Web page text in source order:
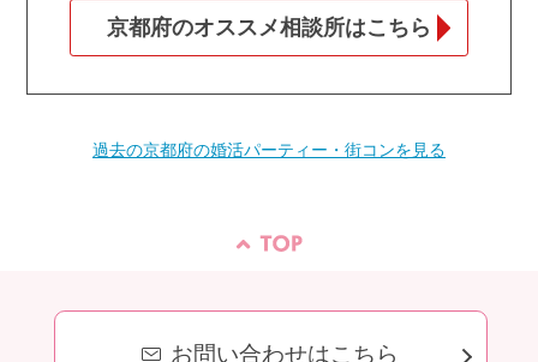
京都府のオススメ相談所はこちら
過去の京都府の婚活パーティー・街コンを見る
お問い合わせはこちら